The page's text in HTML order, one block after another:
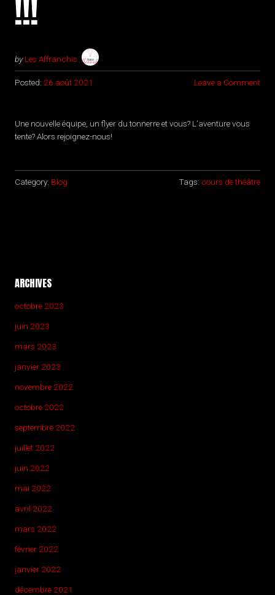
!!!
by Les Affranchis
Posted: 26 août 2021 Leave a Comment
Une nouvelle équipe, un flyer du tonnerre et vous? L’aventure vous
tente? Alors rejoignez-nous!
Category: Blog Tags: cours de théâtre
ARCHIVES
octobre 2023
juin 2023
mars 2023
janvier 2023
novembre 2022
octobre 2022
septembre 2022
juillet 2022
juin 2022
mai 2022
avril 2022
mars 2022
février 2022
janvier 2022
décembre 2021